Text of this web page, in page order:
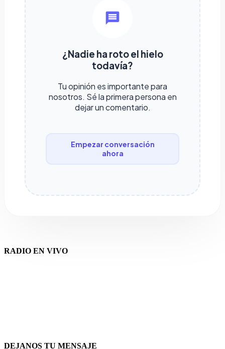
¿Nadie ha roto el hielo
todavía?
Tu opinión es importante para
nosotros. Sé la primera persona en
dejar un comentario.
Empezar conversación
ahora
RADIO EN VIVO
DEJANOS TU MENSAJE